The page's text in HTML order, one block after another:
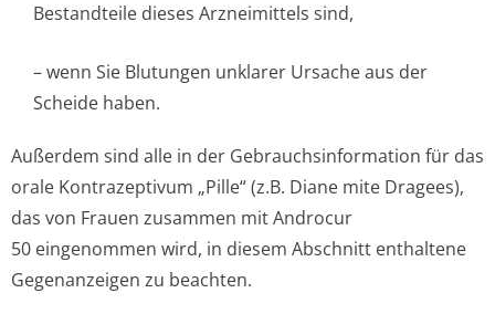
Bestandteile dieses Arzneimittels sind,
– wenn Sie Blutungen unklarer Ursache aus der
Scheide haben.
Außerdem sind alle in der Gebrauchsinfor­mation für das
orale Kontrazeptivum „Pille“ (z.B. Diane mite Dragees),
das von Frauen zusammen mit Androcur
50 eingenommen wird, in diesem Abschnitt enthaltene
Gegenanzeigen zu beachten.